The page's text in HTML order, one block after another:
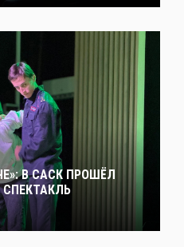
В САСК ПРОШЁЛ